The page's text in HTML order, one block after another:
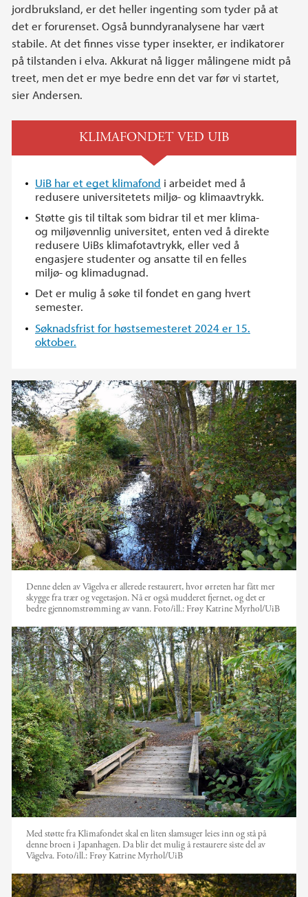
jordbruksland, er det heller ingenting som tyder på at
det er forurenset. Også bunndyranalysene har vært
stabile. At det finnes visse typer insekter, er indikatorer
på tilstanden i elva. Akkurat nå ligger målingene midt på
treet, men det er mye bedre enn det var før vi startet,
sier Andersen.
KLIMAFONDET VED UIB
UiB har et eget klimafond i arbeidet med å
redusere universitetets miljø- og klimaavtrykk.
Støtte gis til tiltak som bidrar til et mer klima-
og miljøvennlig universitet, enten ved å direkte
redusere UiBs klimafotavtrykk, eller ved å
engasjere studenter og ansatte til en felles
miljø- og klimadugnad.
Det er mulig å søke til fondet en gang hvert
semester.
Søknadsfrist for høstsemesteret 2024 er 15.
oktober.
Denne delen av Vågelva er allerede restaurert, hvor ørreten har fått mer
skygge fra trær og vegetasjon. Nå er også mudderet fjernet, og det er
bedre gjennomstrømming av vann. Foto/ill.: Frøy Katrine Myrhol/UiB
Med støtte fra Klimafondet skal en liten slamsuger leies inn og stå på
denne broen i Japanhagen. Da blir det mulig å restaurere siste del av
Vågelva. Foto/ill.: Frøy Katrine Myrhol/UiB